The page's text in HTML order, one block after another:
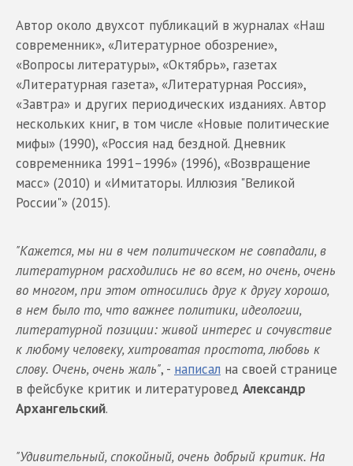
Автор около двухсот публикаций в журналах «Наш
современник», «Литературное обозрение»,
«Вопросы литературы», «Октябрь», газетах
«Литературная газета», «Литературная Россия»,
«Завтра» и других периодических изданиях. Автор
нескольких книг, в том числе «Новые политические
мифы» (1990), «Россия над бездной. Дневник
современника 1991–1996» (1996), «Возвращение
масс» (2010) и «Имитаторы. Иллюзия "Великой
России"» (2015).
"Кажется, мы ни в чем политическом не совпадали, в
литературном расходились не во всем, но очень, очень
во многом, при этом относились друг к другу хорошо,
в нем было то, что важнее политики, идеологии,
литературной позиции: живой интерес и сочувствие
к любому человеку, хитроватая простота, любовь к
слову. Очень, очень жаль", - написал на своей странице
в фейсбуке критик и литературовед Александр
Архангельский.
"Удивительный, спокойный, очень добрый критик. На